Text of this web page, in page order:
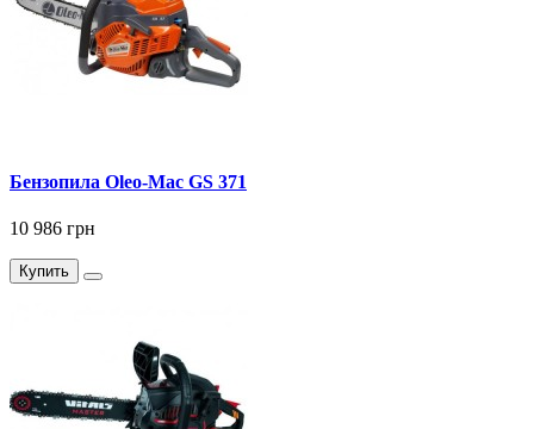
Бензопила Oleo-Mac GS 371
10 986 грн
Купить